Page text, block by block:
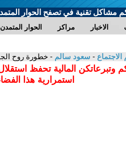
مشاكل تقنية في تصفح الحوار
الحوار المتمدن مراكز الاخبار
- سعود سالم - خطورة روح
وتبرعاتكن المالية تحفظ
استمرارية هذا